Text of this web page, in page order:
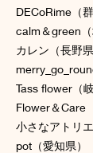
DECoRime（群
calm＆green（
カレン（長野県
Tass flower（岐
Flower＆Care
小さなアトリ
pot（愛知県）